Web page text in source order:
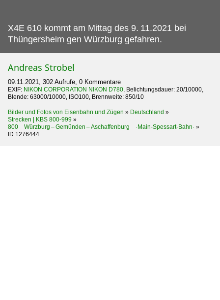
X4E 610 kommt am Mittag des 9. 11.2021 bei
Thüngersheim gen Würzburg gefahren.
Andreas Strobel
09.11.2021, 302 Aufrufe, 0 Kommentare
EXIF: NIKON CORPORATION NIKON D780 , Belichtungsdauer: 20/10000,
Blende: 63000/10000, ISO100, Brennweite: 850/10
Bilder und Fotos von Eisenbahn und Zügen » Deutschland »
Strecken | KBS 800-999 »
800 Würzburg – Gemünden – Aschaffenburg ·Main-Spessart-Bahn· »
ID 1276444